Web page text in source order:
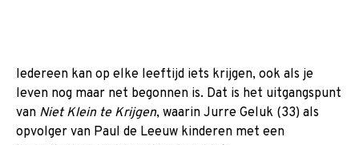
Iedereen kan op elke leeftijd iets krijgen, ook als je
leven nog maar net begonnen is. Dat is het uitgangspunt
van Niet Klein te Krijgen, waarin Jurre Geluk (33) als
opvolger van Paul de Leeuw kinderen met een